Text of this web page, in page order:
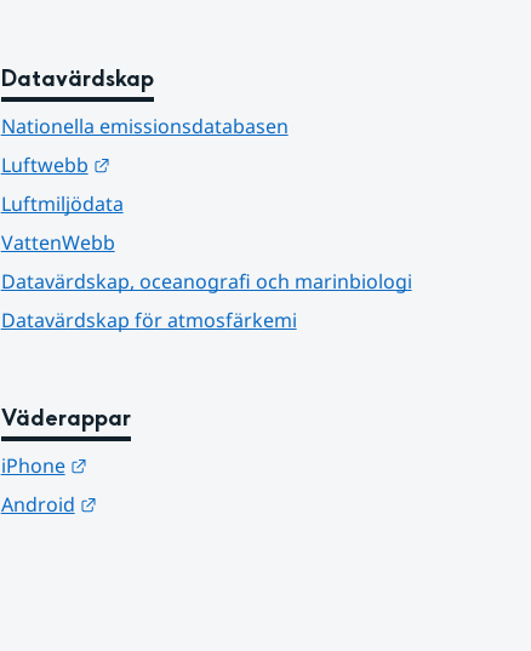
Datavärdskap
Nationella emissionsdatabasen
Luftwebb
Länk till annan webbplats.
Luftmiljödata
VattenWebb
Datavärdskap, oceanografi och marinbiologi
Datavärdskap för atmosfärkemi
Väderappar
iPhone
Länk till annan webbplats.
Android
Länk till annan webbplats.